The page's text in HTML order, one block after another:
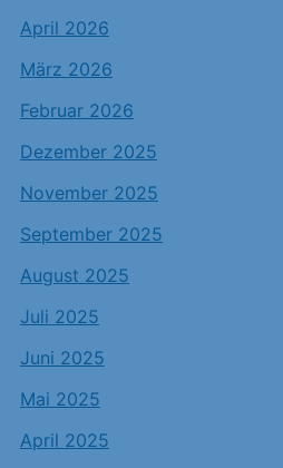
April 2026
März 2026
Februar 2026
Dezember 2025
November 2025
September 2025
August 2025
Juli 2025
Juni 2025
Mai 2025
April 2025